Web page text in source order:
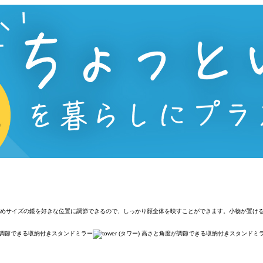
イズの鏡を好きな位置に調節できるので、しっかり顔全体を映すことができます。小物が置